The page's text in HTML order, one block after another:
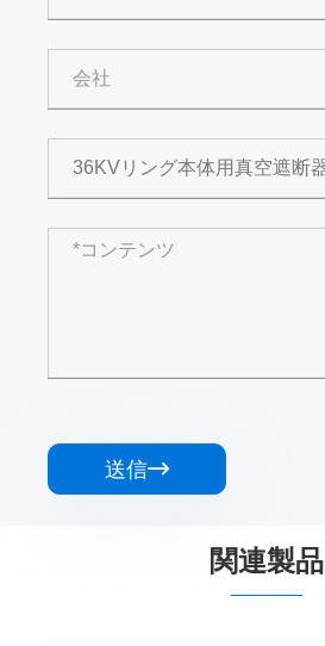
送信
関連製品